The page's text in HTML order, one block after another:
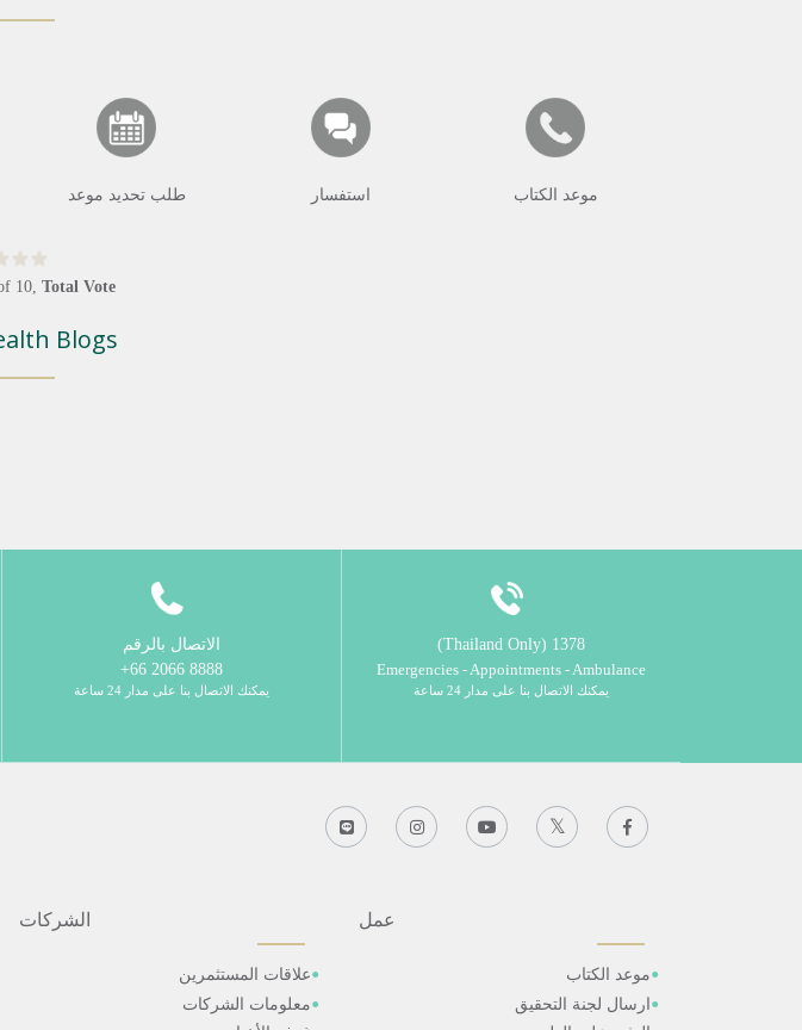
موعد الكتاب استفسار طلب تحديد موعد
10 Total Vote:
Blogs
1378 (Thailand Only)
Emergencies - Appointments - Ambulance
يمكنك الاتصال بنا على مدار 24 ساعة
الاتصال بالرقم
8888 2066 66+
يمكنك الاتصال بنا على مدار 24 ساعة
عمل
موعد الكتاب
ارسال لجنة التحقيق
الشركات
علاقات المستثمرين
معلومات الشركات